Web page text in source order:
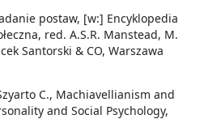
postaw, [w:] Encyklopedia
red. A.S.R. Manstead, M.
Santorski & CO, Warszawa
C., Machiavellianism and
and Social Psychology,